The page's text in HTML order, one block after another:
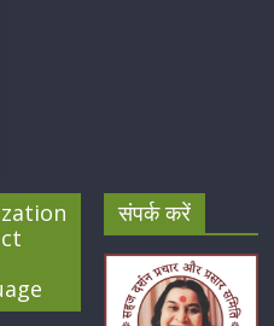
संपर्क करें